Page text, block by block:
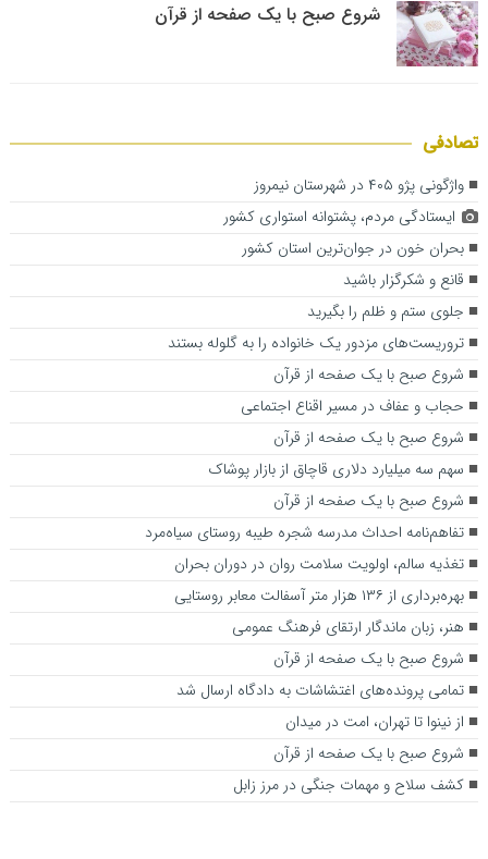
شروع صبح با یک صفحه از قرآن
تصادفی
واژگونی پژو ۴۰۵ در شهرستان نیمروز
ایستادگی مردم، پشتوانه استواری کشور
بحران خون در جوان‌ترین استان کشور
قانع و شکرگزار باشید
جلوی ستم و ظلم را بگیرید
تروریست‌های مزدور یک خانواده را به گلوله بستند
شروع صبح با یک صفحه از قرآن
حجاب و عفاف در مسیر اقناع اجتماعی
شروع صبح با یک صفحه از قرآن
سهم سه میلیارد دلاری قاچاق از بازار پوشاک
شروع صبح با یک صفحه از قرآن
تفاهم‌نامه احداث مدرسه شجره طیبه روستای سیاه‌مرد
تغذیه سالم، اولویت سلامت روان در دوران بحران
بهره‌برداری از ۱۳۶ هزار متر آسفالت معابر روستایی
هنر، زبان ماندگار ارتقای فرهنگ عمومی
شروع صبح با یک صفحه از قرآن
تمامی پرونده‌های اغتشاشات به دادگاه ارسال شد
از نینوا تا تهران، امت در میدان
شروع صبح با یک صفحه از قرآن
کشف سلاح و مهمات جنگی در مرز زابل